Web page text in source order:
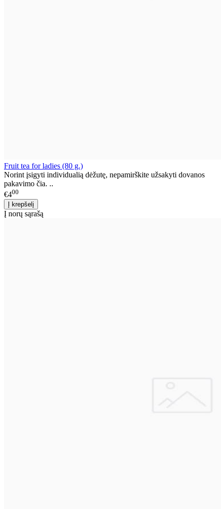
Fruit tea for ladies (80 g.)
Norint įsigyti individualią dėžutę, nepamirškite užsakyti dovanos
pakavimo čia. ..
€400
Į norų sąrašą